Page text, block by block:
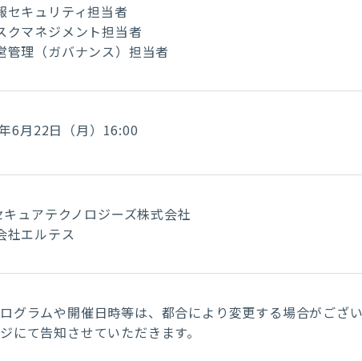
セキュリティ担当者
クマネジメント担当者
管理（ガバナンス）担当者
6月22日（月）16:00
キュアテクノロジーズ株式会社
社エルテス
グラムや開催日時等は、都合により変更する場合がござ
にて告知させていただきます。